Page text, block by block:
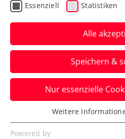
ITF World
powered by
Neumayer vor
Das ÖTV-Ass zeigt
Kitzbühel-
besten Seite.
Verfasst von: Manuel Wachta,
Essenziell Statistiken
Alle
Speichern &
Nur essenzielle
Essenziell
Essenzielle Cookies werden für
Weitere
Powered by